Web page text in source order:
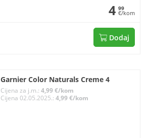
4 99
€/kom
Dodaj
Garnier Color Naturals Creme 4
Cijena za j.m.: 4,99 €/kom
Cijena 02.05.2025.: 4,99 €/kom